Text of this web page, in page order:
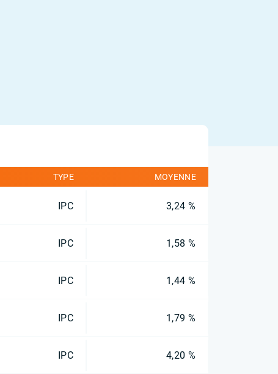
TYPE MOYENNE
IPC 3,24 %
IPC 1,58 %
IPC 1,44 %
IPC 1,79 %
IPC 4,20 %